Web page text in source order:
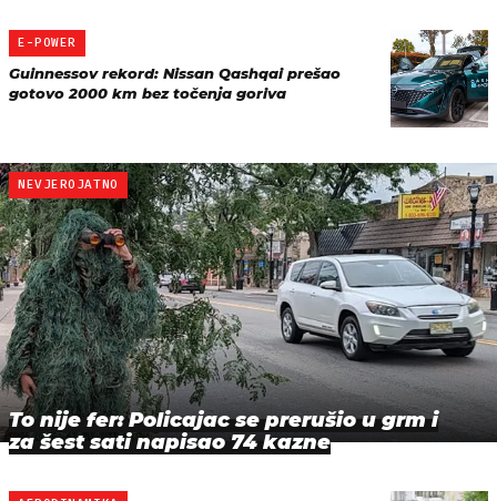
E-POWER
Guinnessov rekord: Nissan Qashqai prešao
gotovo 2000 km bez točenja goriva
NEVJEROJATNO
To nije fer: Policajac se prerušio u grm i
za šest sati napisao 74 kazne